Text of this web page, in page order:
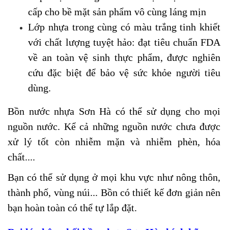
cấp cho bề mặt sản phẩm vô cùng láng mịn
Lớp nhựa trong cùng có màu trắng tinh khiết
với chất lượng tuyệt hảo: đạt tiêu chuẩn FDA
về an toàn vệ sinh thực phẩm, được nghiên
cứu đặc biệt để bảo vệ sức khỏe người tiêu
dùng.
Bồn nước nhựa Sơn Hà có thể sử dụng cho mọi
nguồn nước. Kể cả những nguồn nước chưa được
xử lý tốt còn nhiễm mặn và nhiễm phèn, hóa
chất....
Bạn có thể sử dụng ở mọi khu vực như nông thôn,
thành phố, vùng núi... Bồn có thiết kế đơn giản nên
bạn hoàn toàn có thể tự lắp đặt.